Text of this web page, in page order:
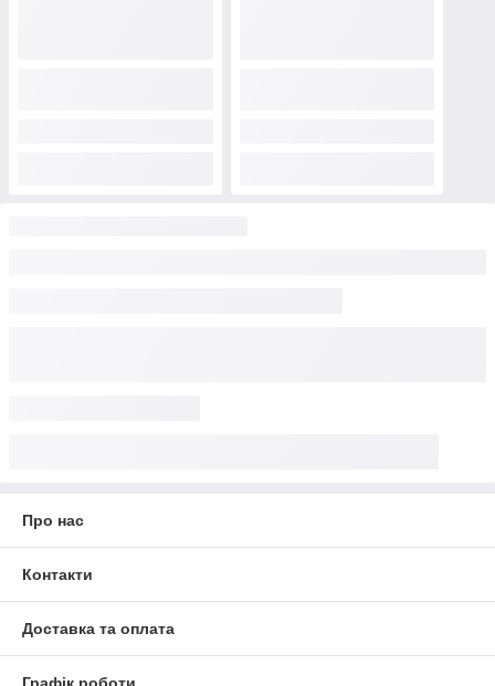
Про нас
Контакти
Доставка та оплата